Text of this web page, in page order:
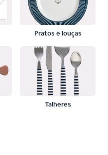
Pratos e louças
Talheres